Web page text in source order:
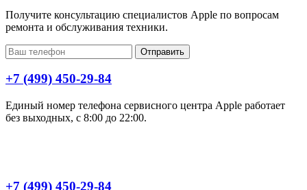
Получите консультацию специалистов Apple по вопросам
ремонта и обслуживания техники.
Отправить
+7 (499) 450-29-84
Единый номер телефона сервисного центра Apple работает
без выходных, с 8:00 до 22:00.
+7 (499) 450-29-84